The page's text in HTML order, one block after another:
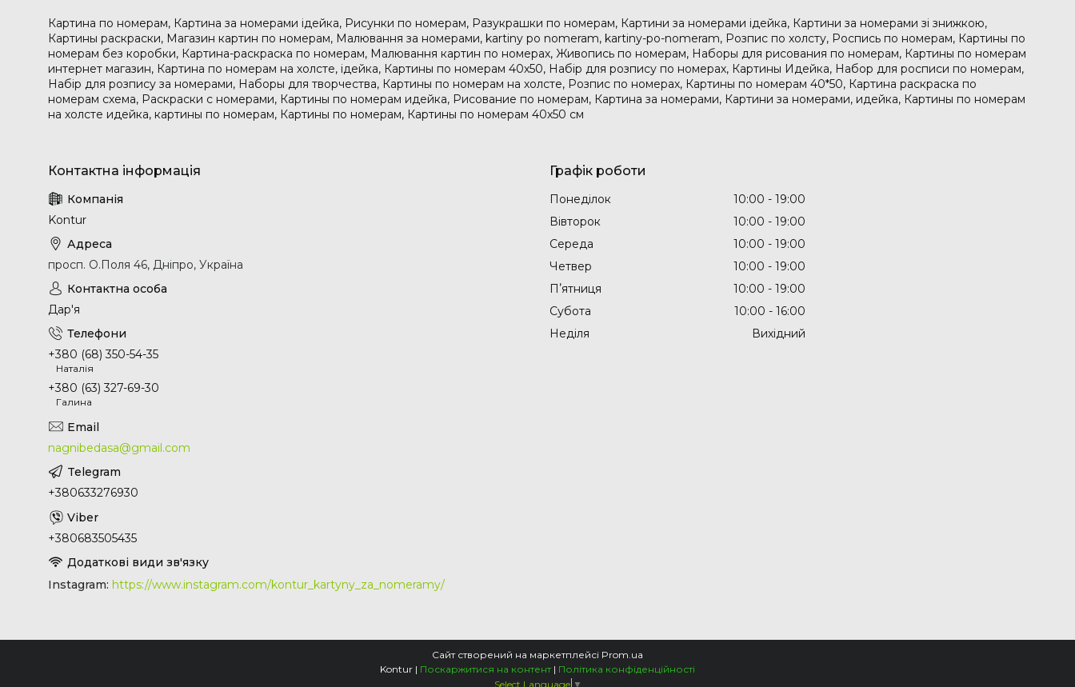
Картина по номерам, Картина за номерами ідейка, Рисунки по номерам, Разукрашки по номерам, Картини за номерами ідейка, Картини за номерами зі знижкою,
Картины раскраски, Магазин картин по номерам, Малювання за номерами, kartiny po nomeram, kartiny-po-nomeram, Розпис по холсту, Роспись по номерам, Картины по
номерам без коробки, Картина-раскраска по номерам, Малювання картин по номерах, Живопись по номерам, Наборы для рисования по номерам, Картины по номерам
интернет магазин, Картина по номерам на холсте, ідейка, Картины по номерам 40х50, Набір для розпису по номерах, Картины Идейка, Набор для росписи по номерам,
Набір для розпису за номерами, Наборы для творчества, Картины по номерам на холсте, Розпис по номерах, Картины по номерам 40*50, Картина раскраска по
номерам схема, Раскраски с номерами, Картины по номерам идейка, Рисование по номерам, Картина за номерами, Картини за номерами, идейка, Картины по номерам
на холсте идейка, картины по номерам, Картины по номерам, Картины по номерам 40х50 см
Kontur
просп. О.Поля 46, Дніпро, Україна
Дар'я
+380 (68) 350-54-35
Наталія
+380 (63) 327-69-30
Галина
nagnibedasa@gmail.com
+380633276930
+380683505435
Instagram https://www.instagram.com/kontur_kartyny_za_nomeramy/
Графік роботи
Понеділок 10:00
19:00
Вівторок
10:00
19:00
Середа
10:00
19:00
Четвер
10:00
19:00
Пʼятниця
10:00
19:00
Субота
10:00
16:00
Неділя
Вихідний
Сайт створений на маркетплейсі Prom.ua
Kontur | Поскаржитися на контент | Політика конфіденційності
Select Language ▼